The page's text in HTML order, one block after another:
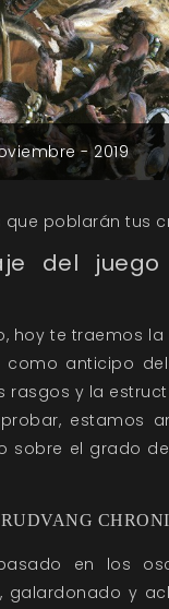
-2019
poblarán tus
del
hoy te traemos
como anticipo
rasgos y la
estamos
sobre el grado
en los
galardonado y